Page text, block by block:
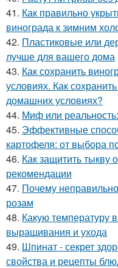
41. Как правильно
винограда к зимним
42. Пластиковые или
лучше для вашего дома
43. Как сохранить
условиях. Как
домашних условиях?
44. Миф или
45. Эффективные
картофеля: от выбора
46. Как защитить тыкву
рекомендации
47. Почему
розам
48. Какую температуру
выращивания и ухода
49. Шпинат - секрет
свойства и рецепты